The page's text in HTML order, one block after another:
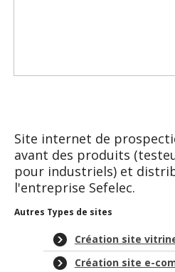
Site internet de
avant des produits
pour industriels) et
l'entreprise Sefelec.
Autres Types de sites
Création site
Création site e-